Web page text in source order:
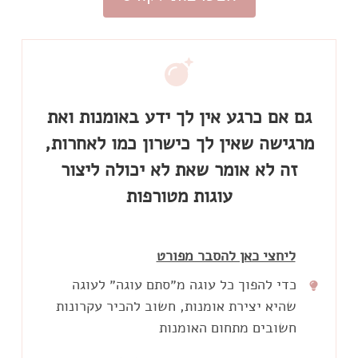
גם אם כרגע אין לך ידע באומנות ואת
זה לא אומר שאת לא יכולה ליצור
עוגות מטורפות
ליחצי כאן להסבר מפורט
כדי להפוך כל עוגה מ״סתם עוגה״ לעוגה
שהיא יצירת אומנות, חשוב להכיר עקרונות
חשובים מתחום האומנות